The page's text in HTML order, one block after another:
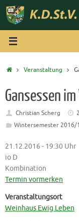
Zum
Inhalt
springen
StartVeranstaltung
Gansessen
Christian Scherg
Wintersemester 2016/
21.12.2016 - 19:30 Uhr
io D
Kombination
Termin vormerken
Veranstaltungsort
Weinhaus Ewig Leben